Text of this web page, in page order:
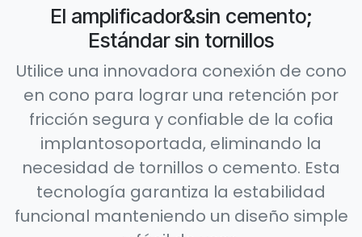
El amplificador&sin cemento;
Estándar sin tornillos
Utilice una innovadora conexión de cono
en cono para lograr una retención por
fricción segura y confiable de la cofia
implantosoportada, eliminando la
necesidad de tornillos o cemento. Esta
tecnología garantiza la estabilidad
funcional manteniendo un diseño simple